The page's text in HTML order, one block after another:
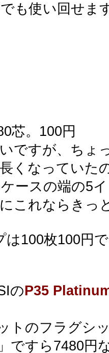
も使い回せま
芯。100円
ですが、ちょ
くなっていた
ースの端の5
これならきっ
は100枚100円
のP35
トのフラグシ
ですら7480円